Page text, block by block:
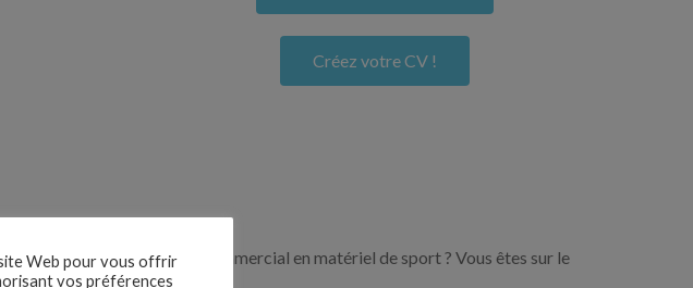
Créez votre CV !
moniteur ou encore un commercial en matériel de sport ? Vous êtes sur le
Web pour vous offrir
vos préférences